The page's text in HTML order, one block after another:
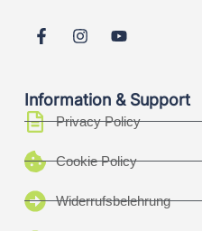
Information & Support
Privacy Policy
Cookie Policy
Widerrufsbelehrung